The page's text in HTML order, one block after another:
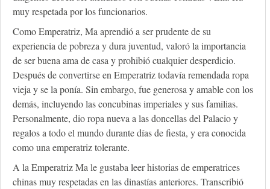
muy respetada por los funcionarios.
Como Emperatriz, Ma aprendió a ser prudente de su
experiencia de pobreza y dura juventud, valoró la importancia
de ser buena ama de casa y prohibió cualquier desperdicio.
Después de convertirse en Emperatriz todavía remendada ropa
vieja y se la ponía. Sin embargo, fue generosa y amable con los
demás, incluyendo las concubinas imperiales y sus familias.
Personalmente, dio ropa nueva a las doncellas del Palacio y
regalos a todo el mundo durante días de fiesta, y era conocida
como una emperatriz tolerante.
A la Emperatriz Ma le gustaba leer historias de emperatrices
chinas muy respetadas en las dinastías anteriores. Transcribió